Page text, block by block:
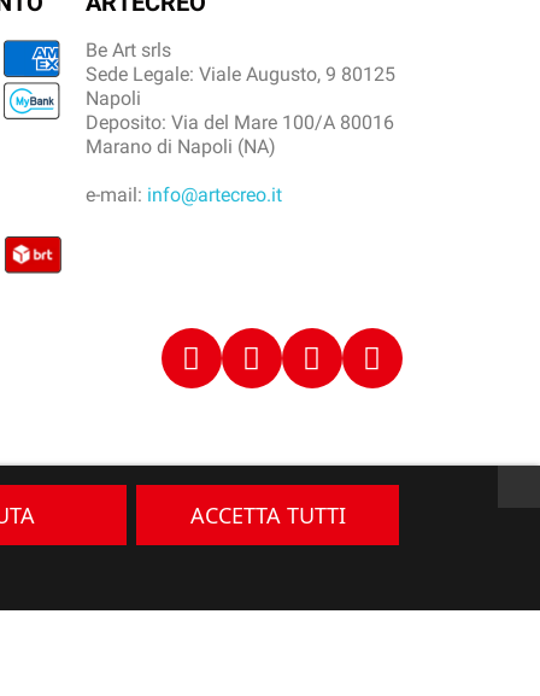
Be Art srls
Sede Legale: Viale Augusto, 9 80125
Napoli
Deposito: Via del Mare 100/A 80016
Marano di Napoli (NA)
e-mail: info@artecreo.it
ACCETTA TUTTI